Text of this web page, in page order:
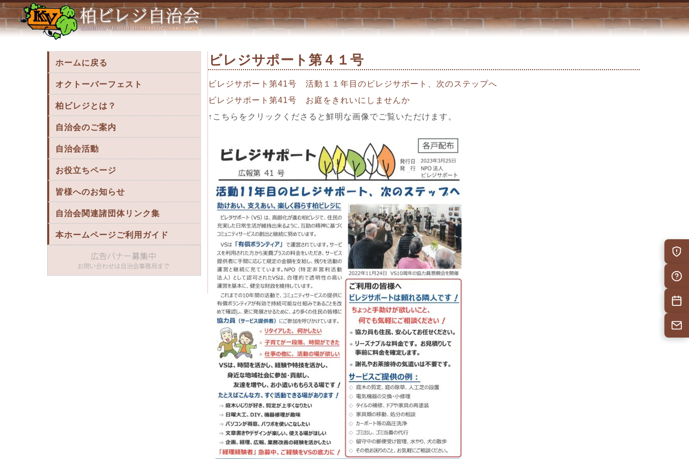
ビレジサポート第４１号 « 柏ビレジ
ビレジサポート第４１号
ビレジサポート第41号 活動１１年目のビレジサポート、次のステップへ
ビレジサポート第41号 お庭をきれいにしませんか
↑こちらをクリックくださると鮮明な画像でご覧いただけます。
ホームに戻る
オクトーバーフェスト
柏ビレジとは？
自治会のご案内
自治会活動
お役立ちページ
皆様へのお知らせ
自治会関連諸団体リンク集
本ホームページご利用ガイド
防災情
自治
施設予
お問